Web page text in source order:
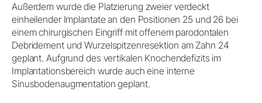
Außerdem wurde die Platzierung zweier verdeckt
einheilender Implantate an den Positionen 25 und 26 bei
einem chirurgischen Eingriff mit offenem parodontalen
Debridement und Wurzelspitzenresektion am Zahn 24
geplant. Aufgrund des vertikalen Knochendefizits im
Implantationsbereich wurde auch eine interne
Sinusbodenaugmentation geplant.